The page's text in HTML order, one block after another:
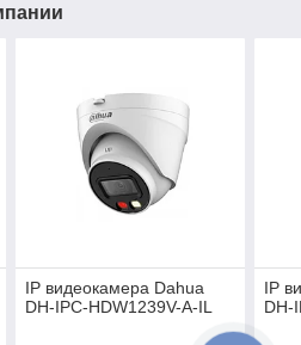
IP видеокамера Dahua
DH-IPC-HDW1239V-A-IL
IP
DH-